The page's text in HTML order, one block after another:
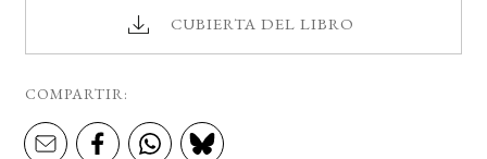
CUBIERTA DEL LIBRO
COMPARTIR: